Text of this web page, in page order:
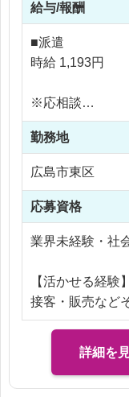
【具体的な仕事
・機材の掃除や
・現場での機材
毎日違う場所で
りがいあるお仕
最初はニュース
はご自身の興味
スポーツや制作
横断できます！
普段は立ち会え
ご興味がある方
給与/報酬
■派遣
時給 1,193円
※応相談
※ご経験により
※交通費支給
※残業代全額支給
勤務地
広島市東区
応募資格
業界未経験・社
【活かせる経験】
接客・販売など
仕事のご経験
詳細を